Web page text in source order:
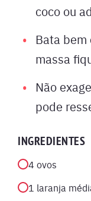
coco ou
Bata bem
massa
Não
pode
INGREDIENTES
4 ovos
1 laranja